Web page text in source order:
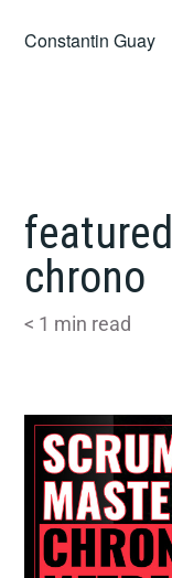
Constantin Guay
chrono
< 1 min read